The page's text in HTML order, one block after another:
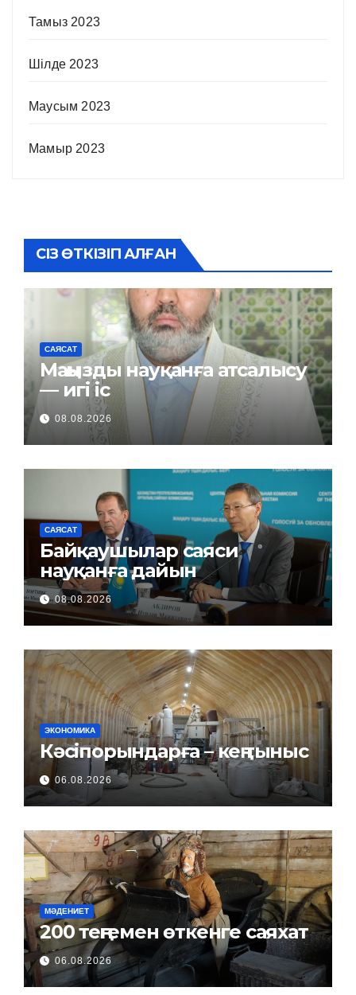
Тамыз 2023
Шілде 2023
Маусым 2023
Мамыр 2023
СІЗ ӨТКІЗІП АЛҒАН
САЯСАТ
Маңызды науқанға атсалысу
— игі іс
08.08.2026
САЯСАТ
Байқаушылар саяси
науқанға дайын
08.08.2026
ЭКОНОМИКА
Кәсіпорындарға – кең тыныс
06.08.2026
МӘДЕНИЕТ
200 теңгемен өткенге саяхат
06.08.2026